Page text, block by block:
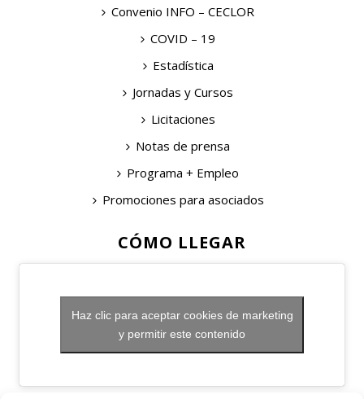
Convenio INFO – CECLOR
COVID – 19
Estadística
Jornadas y Cursos
Licitaciones
Notas de prensa
Programa + Empleo
Promociones para asociados
CÓMO LLEGAR
Haz clic para aceptar cookies de marketing
y permitir este contenido